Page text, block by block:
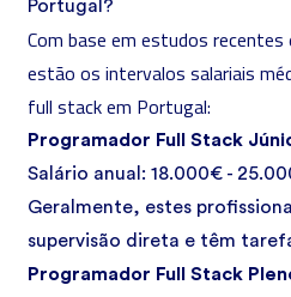
Portugal?
Com base em estudos recentes
estão os intervalos salariais
full stack em Portugal:
Programador Full Stack
Salário anual: 18.000€ -
Geralmente, estes
supervisão direta e têm
Programador Full Stack